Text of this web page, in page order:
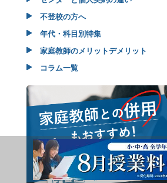
不登校の方へ
年代・科目別特集
家庭教師のメリットデメリット
コラム一覧